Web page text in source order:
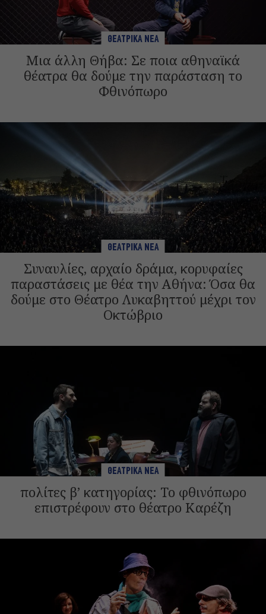
ΘΕΑΤΡΙΚΑ ΝΕΑ
Μια άλλη Θήβα: Σε ποια αθηναϊκά
θέατρα θα δούμε την παράσταση το
Φθινόπωρο
ΘΕΑΤΡΙΚΑ ΝΕΑ
Συναυλίες, αρχαίο δράμα, κορυφαίες
παραστάσεις με θέα την Αθήνα: Όσα θα
δούμε στο Θέατρο Λυκαβηττού μέχρι τον
Οκτώβριο
ΘΕΑΤΡΙΚΑ ΝΕΑ
πολίτες β’ κατηγορίας: Το φθινόπωρο
επιστρέφουν στο θέατρο Καρέζη